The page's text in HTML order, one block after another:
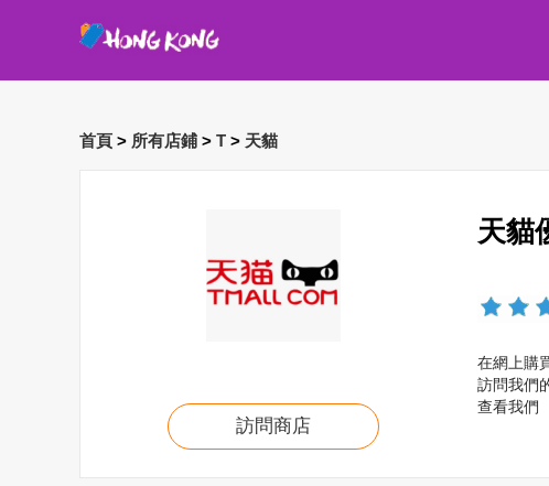
首頁 > 所有店鋪 > T > 天貓
訪問商店
天貓
在網上購
訪問我們
查看我們